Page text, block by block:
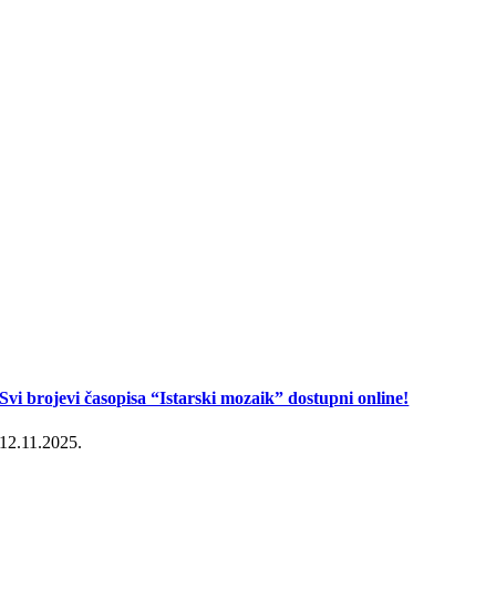
Svi brojevi časopisa “Istarski mozaik” dostupni online!
12.11.2025.